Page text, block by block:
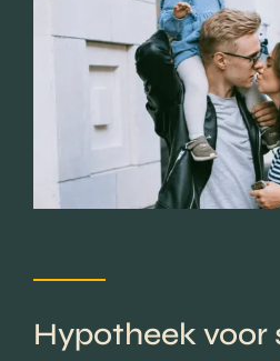
Hypotheek voor